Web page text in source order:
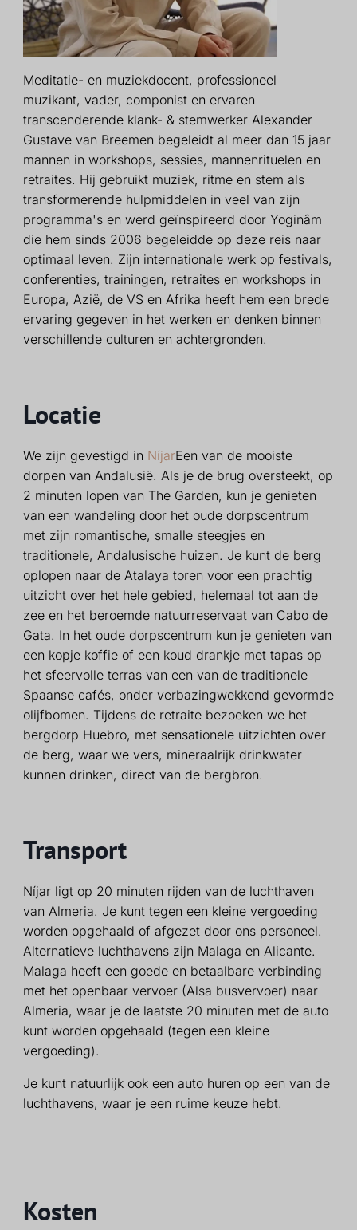
Meditatie- en muziekdocent, professioneel
muzikant, vader, componist en ervaren
transcenderende klank- & stemwerker Alexander
Gustave van Breemen begeleidt al meer dan 15 jaar
mannen in workshops, sessies, mannenrituelen en
retraites. Hij gebruikt muziek, ritme en stem als
transformerende hulpmiddelen in veel van zijn
programma's en werd geïnspireerd door Yoginâm
die hem sinds 2006 begeleidde op deze reis naar
optimaal leven. Zijn internationale werk op festivals,
conferenties, trainingen, retraites en workshops in
Europa, Azië, de VS en Afrika heeft hem een brede
ervaring gegeven in het werken en denken binnen
verschillende culturen en achtergronden.
Locatie
We zijn gevestigd in NíjarEen van de mooiste
dorpen van Andalusië. Als je de brug oversteekt, op
2 minuten lopen van The Garden, kun je genieten
van een wandeling door het oude dorpscentrum
met zijn romantische, smalle steegjes en
traditionele, Andalusische huizen. Je kunt de berg
oplopen naar de Atalaya toren voor een prachtig
uitzicht over het hele gebied, helemaal tot aan de
zee en het beroemde natuurreservaat van Cabo de
Gata. In het oude dorpscentrum kun je genieten van
een kopje koffie of een koud drankje met tapas op
het sfeervolle terras van een van de traditionele
Spaanse cafés, onder verbazingwekkend gevormde
olijfbomen. Tijdens de retraite bezoeken we het
bergdorp Huebro, met sensationele uitzichten over
de berg, waar we vers, mineraalrijk drinkwater
kunnen drinken, direct van de bergbron.
Transport
Níjar ligt op 20 minuten rijden van de luchthaven
van Almeria. Je kunt tegen een kleine vergoeding
worden opgehaald of afgezet door ons personeel.
Alternatieve luchthavens zijn Malaga en Alicante.
Malaga heeft een goede en betaalbare verbinding
met het openbaar vervoer (Alsa busvervoer) naar
Almeria, waar je de laatste 20 minuten met de auto
kunt worden opgehaald (tegen een kleine
vergoeding).
Je kunt natuurlijk ook een auto huren op een van de
luchthavens, waar je een ruime keuze hebt.
Kosten